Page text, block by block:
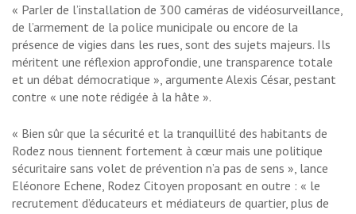
« Parler de l’installation de 300 caméras de vidéosurveillance,
de l’armement de la police municipale ou encore de la
présence de vigies dans les rues, sont des sujets majeurs. Ils
méritent une réflexion approfondie, une transparence totale
et un débat démocratique », argumente Alexis César, pestant
contre « une note rédigée à la hâte ».
« Bien sûr que la sécurité et la tranquillité des habitants de
Rodez nous tiennent fortement à cœur mais une politique
sécuritaire sans volet de prévention n’a pas de sens », lance
Eléonore Echene, Rodez Citoyen proposant en outre : « le
recrutement d’éducateurs et médiateurs de quartier, plus de